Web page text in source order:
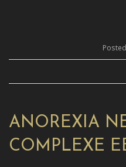
ANOREXIA
COMPLEXE